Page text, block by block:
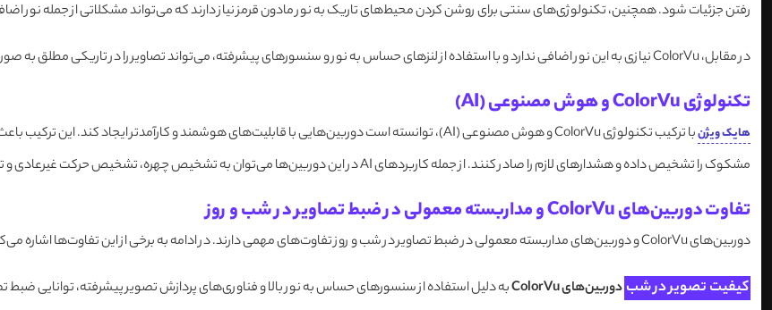
رفتن جزئیات شود. همچنین، تکنولوژی‌های سنتی برای روشن کردن محیط‌های تاریک به نور مادون قرمز نیاز دارند که می‌تواند مشکلاتی از جمله نور
در مقابل، ColorVu نیازی به این نور اضافی ندارد و با استفاده از لنزهای حساس به نور و سنسورهای پیشرفته، می‌تواند تصاویر را در تاریکی مطلق به صورت رنگی ثبت کند.
تکنولوژی ColorVu و هوش مصنوعی (AI)
هایک ویژن
مشکوک را تشخیص داده و هشدارهای لازم را صادر کنند. از جمله کاربردهای AI در این دوربین‌ها می‌توان به تشخیص چهره، تشخیص حرکت غیرعادی و تشخیص خودکار اشیاء اشاره کرد.
تفاوت دوربین‌های ColorVu و مداربسته معمولی در ضبط تصاویر در شب و روز
دوربین‌های ColorVu و دوربین‌های مداربسته معمولی در ضبط تصاویر در شب و روز تفاوت‌های مهمی دارند. در ادامه به برخی از این تفاوت‌ها اشاره می‌کنم
کیفیت تصویر در شب دوربین‌های ColorVu
به دلیل استفاده از سنسورهای حساس به نور بالا و فناوری‌های پردازش تصویر پیشرفته، توانایی ضبط